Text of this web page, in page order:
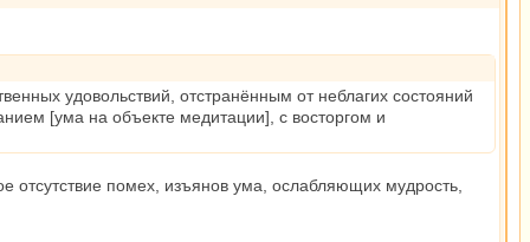
удовольствий, отстранённым от неблагих состояний
[ума на объекте медитации], с восторгом и
отсутствие помех, изъянов ума, ослабляющих мудрость,